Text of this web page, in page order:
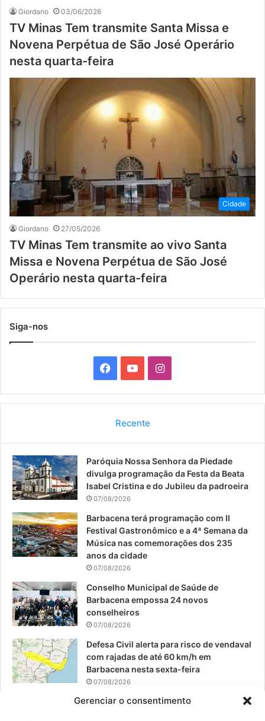
Gerenciar o consentimento
Giordano 03/06/2026
TV Minas Tem transmite Santa Missa e
Novena Perpétua de São José Operário
nesta quarta-feira
Cidade
Giordano 27/05/2026
TV Minas Tem transmite ao vivo Santa
Missa e Novena Perpétua de São José
Operário nesta quarta-feira
Siga-nos
a
b
o
k
o
u
b
I
n
a
g
a
Recente
Paróquia Nossa Senhora da Piedade
divulga programação da Festa da Beata
Isabel Cristina e do Jubileu da padroeira
07/08/2026
Barbacena terá programação com II
Festival Gastronômico e a 4ª Semana da
Música nas comemorações dos 235
anos da cidade
07/08/2026
Conselho Municipal de Saúde de
Barbacena empossa 24 novos
conselheiros
07/08/2026
Defesa Civil alerta para risco de vendaval
com rajadas de até 60 km/h em
Barbacena nesta sexta-feira
07/08/2026
EPCAR tem a melhor nota do IDEB no